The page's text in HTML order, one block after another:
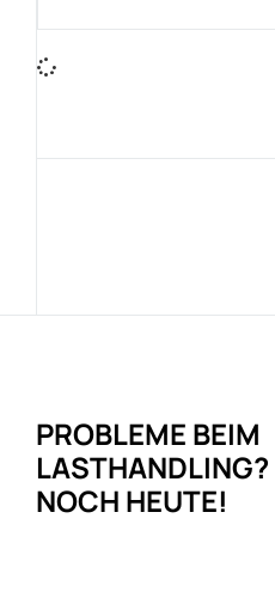
PROBLEME BEIM
LASTHANDLING?
NOCH HEUTE!